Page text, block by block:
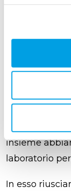
dell’impresa
FERCAM
diventato
gestire il
benessere
insieme
laboratorio
In esso